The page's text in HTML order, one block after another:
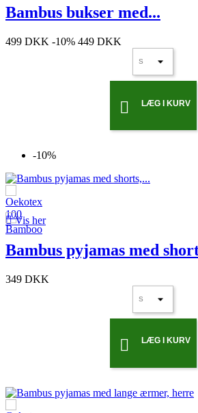
Bambus bukser med...
499 DKK -10% 449 DKK
 LÆG I KURV
-10%
Vis her
Bambus pyjamas med
349 DKK
 LÆG I KURV